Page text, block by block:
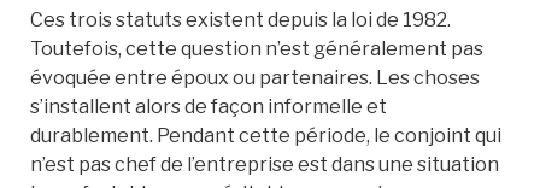
Ces trois statuts existent depuis la loi de 1982.
Toutefois, cette question n’est généralement pas
évoquée entre époux ou partenaires. Les choses
s’installent alors de façon informelle et
durablement. Pendant cette période, le conjoint qui
n’est pas chef de l’entreprise est dans une situation